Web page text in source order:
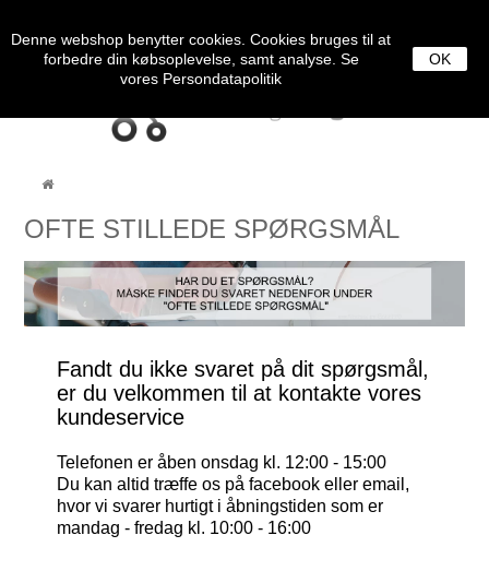
OFTE STILLEDE SPØRGSMÅL
Fandt du ikke svaret på dit spørgsmål,
er du velkommen til at kontakte vores
kundeservice
Telefonen er åben onsdag kl. 12:00 - 15:00
Du kan altid træffe os på facebook eller email,
hvor vi svarer hurtigt i åbningstiden som er
mandag - fredag kl. 10:00 - 16:00
Denne webshop benytter cookies. Cookies bruges til at
forbedre din købsoplevelse, samt analyse. Se
vores Persondatapolitik
OK